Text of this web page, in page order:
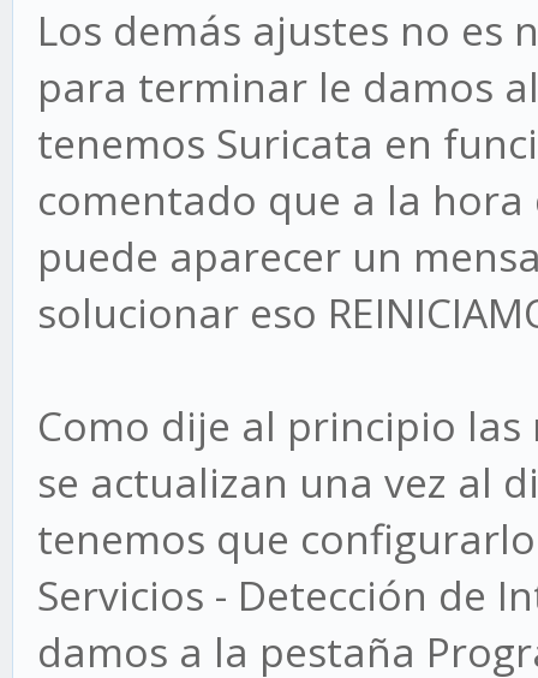
Los demás ajustes no es
para terminar le damos
tenemos Suricata en
comentado que a la
puede aparecer un
solucionar eso
Como dije al principio
se actualizan una vez al
tenemos que
Servicios - Detección de
damos a la pestaña